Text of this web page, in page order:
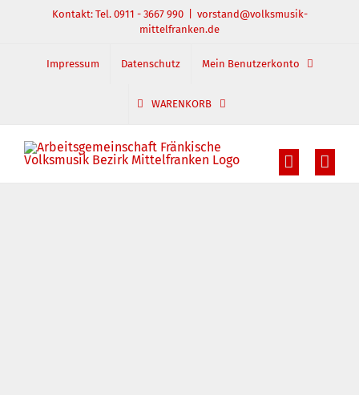
springen
Kontakt: Tel. 0911 - 3667 990
vorstand@volksmusik-
mittelfranken.de
Impressum Datenschutz Mein Benutzerkonto
WARENKORB